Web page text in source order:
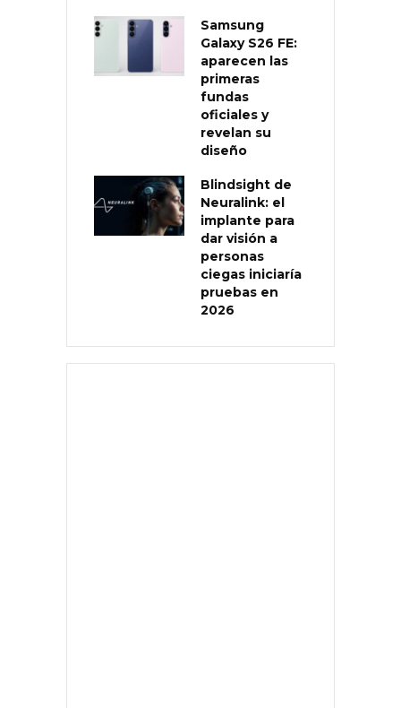
Samsung
Galaxy S26 FE:
aparecen las
primeras
fundas
oficiales y
revelan su
diseño
Blindsight de
Neuralink: el
implante para
dar visión a
personas
ciegas iniciaría
pruebas en
2026